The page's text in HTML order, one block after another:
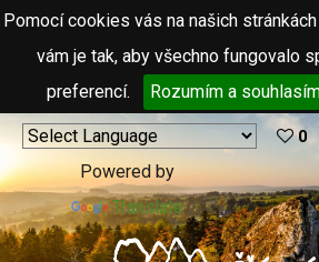
Pomocí cookies vás na našich
vám je tak, aby všechno fungovalo
preferencí.
Rozumím a
Powered by
Translate
0